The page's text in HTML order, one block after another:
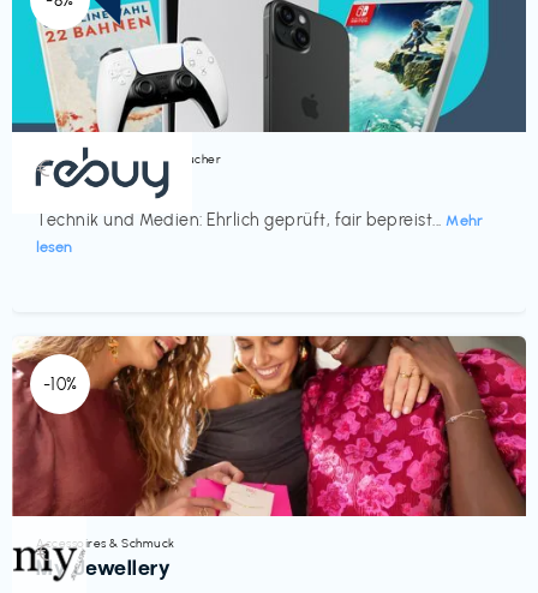
Bücher, Magazine & Hörbücher
rebuy
Technik und Medien: Ehrlich geprüft, fair bepreist... Mehr
lesen
€‎
-10%
Accessoires & Schmuck
My Jewellery
€‎